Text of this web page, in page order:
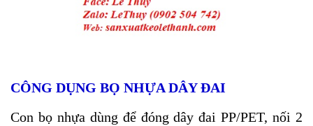
CÔNG DỤNG BỌ NHỰA DÂY ĐAI
Con bọ nhựa dùng để đóng dây đai PP/PET, nối 2